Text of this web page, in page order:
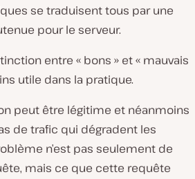
se traduisent tous par une
pour le serveur.
entre « bons » et « mauvais
utile dans la pratique.
peut être légitime et néanmoins
de trafic qui dégradent les
n’est pas seulement de
mais ce que cette requête